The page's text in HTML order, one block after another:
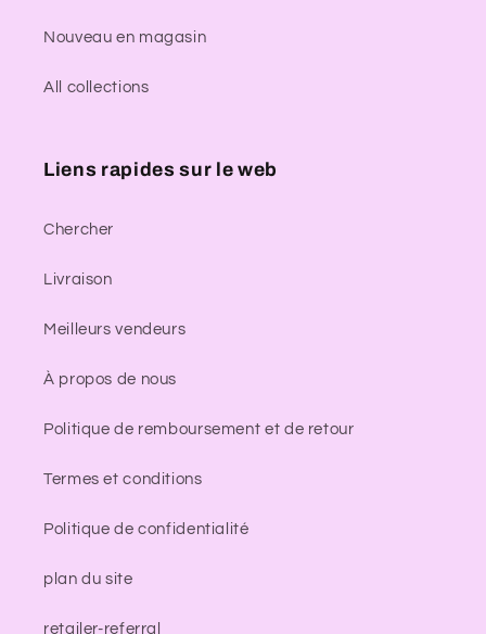
Nouveau en magasin
All collections
Liens rapides sur le web
Chercher
Livraison
Meilleurs vendeurs
À propos de nous
Politique de remboursement et de retour
Termes et conditions
Politique de confidentialité
plan du site
retailer-referral